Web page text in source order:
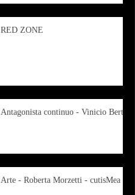
RED ZONE
Antagonista continuo - Vinicio Berti
Arte - Roberta Morzetti - cutisMea